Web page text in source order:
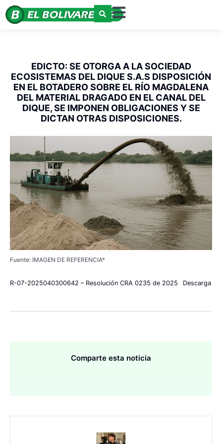
EDICTO: SE OTORGA A LA SOCIEDAD
ECOSISTEMAS DEL DIQUE S.A.S DISPOSICIÓN
EN EL BOTADERO SOBRE EL RÍO MAGDALENA
DEL MATERIAL DRAGADO EN EL CANAL DEL
DIQUE, SE IMPONEN OBLIGACIONES Y SE
DICTAN OTRAS DISPOSICIONES.
Fuente: IMAGEN DE REFERENCIA*
R-07-2025040300642 – Resolución CRA 0235 de 2025 Descarga
Comparte esta noticia